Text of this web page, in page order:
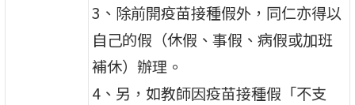
3、除前開疫苗接種假外，同仁亦得以
自己的假（休假、事假、病假或加班
補休）辦理。
4、另，如教師因疫苗接種假「不支